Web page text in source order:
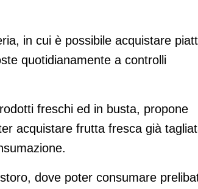
in cui è possibile acquistare
quotidianamente a controlli
freschi ed in busta, propone
acquistare frutta fresca già
dove poter consumare